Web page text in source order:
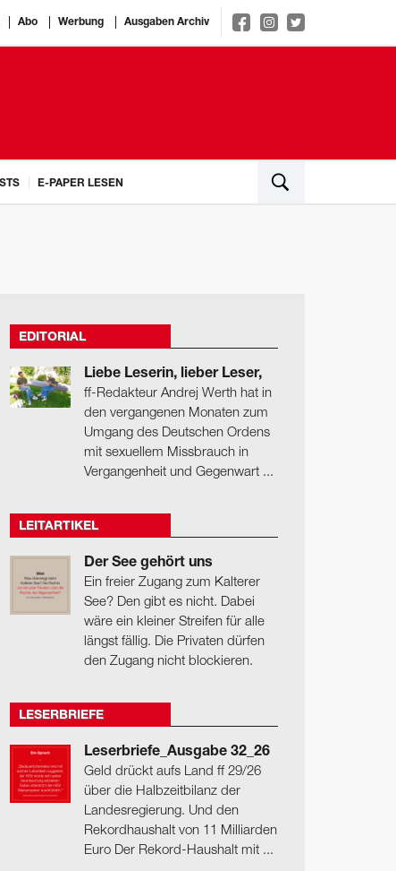
Abo Werbung Ausgaben Archiv
E-PAPER LESEN
EDITORIAL
Liebe Leserin, lieber Leser,
ff-Redakteur Andrej Werth hat in
den vergangenen Monaten zum
Umgang des Deutschen Ordens
mit sexuellem Missbrauch in
Vergangenheit und Gegenwart ...
LEITARTIKEL
Der See gehört uns
Ein freier Zugang zum Kalterer
See? Den gibt es nicht. Dabei
wäre ein kleiner Streifen für alle
längst fällig. Die Privaten dürfen
den Zugang nicht blockieren.
LESERBRIEFE
Leserbriefe_Ausgabe 32_26
Geld drückt aufs Land ff 29/26
über die Halbzeitbilanz der
Landesregierung. Und den
Rekordhaushalt von 11 Milliarden
Euro Der Rekord-Haushalt mit ...